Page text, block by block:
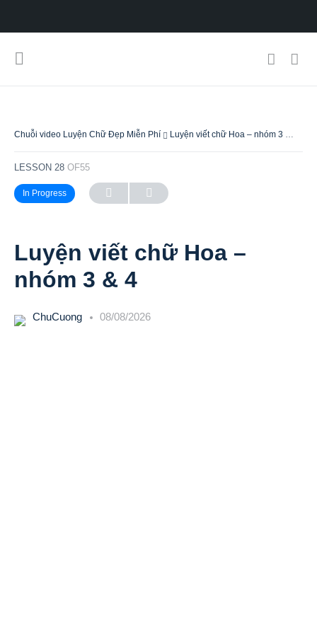
Chuỗi video Luyện Chữ Đẹp Miễn Phí Luyện viết chữ Hoa – nhóm 3 & 4
LESSON 28 OF55
In Progress
Luyện viết chữ Hoa –
nhóm 3 & 4
ChuCuong 08/08/2026